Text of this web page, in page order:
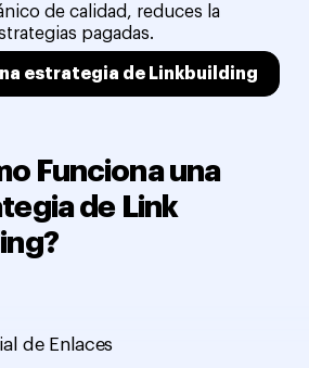
de calidad, reduces la
pagadas.
estrategia de Linkbuilding
Funciona una
de Link
de Enlaces